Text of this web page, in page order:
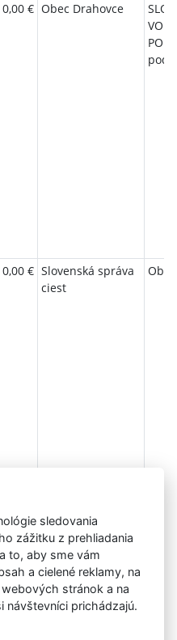
0,00 € Obec Drahovce
0,00 € Slovenská správa
ciest
7 8 9 10
sledovania
zážitku z prehliadania
to, aby sme vám
a cielené reklamy, na
stránok a na
návštevníci prichádzajú.